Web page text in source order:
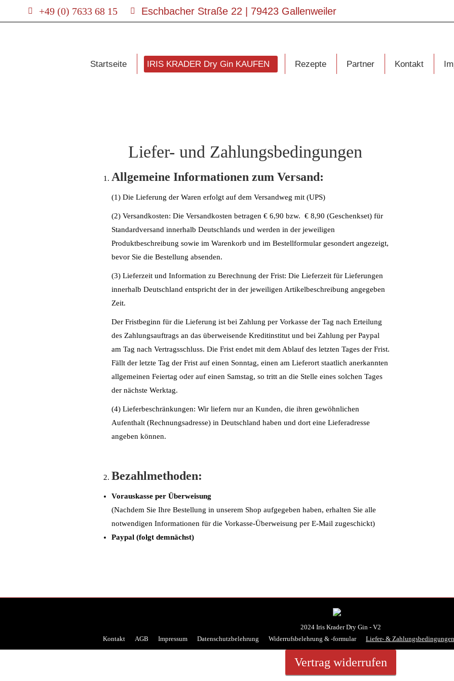
+49 (0) 7633 68 15 Eschbacher Straße 22 | 79423 Gallenweiler
Startseite IRIS KRADER Dry Gin KAUFEN Rezepte Partner Kontakt
Liefer- und Zahlungsbedingungen
Allgemeine Informationen zum Versand:
(1) Die Lieferung der Waren erfolgt auf dem Versandweg mit (UPS)
(2) Versandkosten: Die Versandkosten betragen € 6,90 bzw. € 8,90 (Geschenkset) für
Standardversand innerhalb Deutschlands und werden in der jeweiligen
Produktbeschreibung sowie im Warenkorb und im Bestellformular gesondert angezeigt,
bevor Sie die Bestellung absenden.
(3) Lieferzeit und Information zu Berechnung der Frist: Die Lieferzeit für Lieferungen
innerhalb Deutschland entspricht der in der jeweiligen Artikelbeschreibung angegeben
Zeit.
Der Fristbeginn für die Lieferung ist bei Zahlung per Vorkasse der Tag nach Erteilung
des Zahlungsauftrags an das überweisende Kreditinstitut und bei Zahlung per Paypal
am Tag nach Vertragsschluss. Die Frist endet mit dem Ablauf des letzten Tages der Frist.
Fällt der letzte Tag der Frist auf einen Sonntag, einen am Lieferort staatlich anerkannten
allgemeinen Feiertag oder auf einen Samstag, so tritt an die Stelle eines solchen Tages
der nächste Werktag.
(4) Lieferbeschränkungen: Wir liefern nur an Kunden, die ihren gewöhnlichen
Aufenthalt (Rechnungsadresse) in Deutschland haben und dort eine Lieferadresse
angeben können.
Bezahlmethoden:
Vorauskasse per Überweisung
(Nachdem Sie Ihre Bestellung in unserem Shop aufgegeben haben, erhalten Sie alle
notwendigen Informationen für die Vorkasse-Überweisung per E-Mail zugeschickt)
Paypal (folgt demnächst)
2024 Iris Krader Dry Gin - V2
Kontakt
AGB Impressum Datenschutzbelehrung Widerrufsbelehrung & -formular Liefer- & Zahlungsbedingungen
Vertrag widerrufen